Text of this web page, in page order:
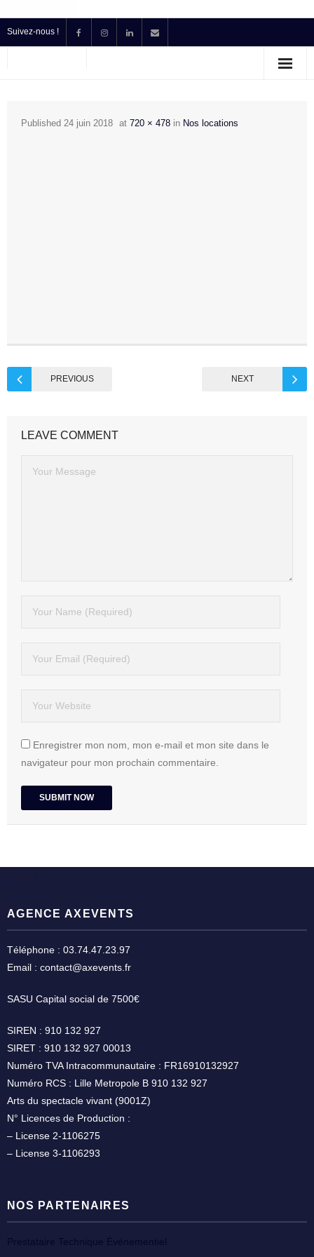
Suivez-nous !
Prestataire Technique Événementiel
Published 24 juin 2018 at 720 × 478 in Nos locations
PREVIOUS NEXT
LEAVE COMMENT
Enregistrer mon nom, mon e-mail et mon site dans le
navigateur pour mon prochain commentaire.
AGENCE AXEVENTS
Téléphone : 03.74.47.23.97
Email : contact@axevents.fr
SASU Capital social de 7500€
SIREN : 910 132 927
SIRET : 910 132 927 00013
Numéro TVA Intracommunautaire : FR16910132927
Numéro RCS : Lille Metropole B 910 132 927
Arts du spectacle vivant (9001Z)
N° Licences de Production :
– License 2-1106275
– License 3-1106293
NOS PARTENAIRES